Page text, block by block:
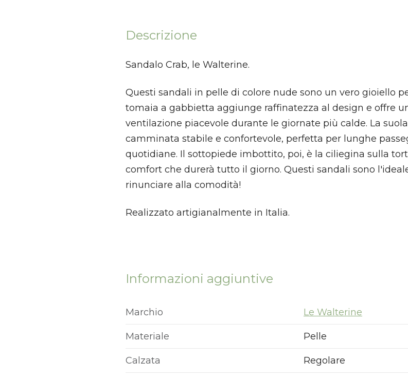
Descrizione
Sandalo Crab, le Walterine.
Questi sandali in pelle di colore nude sono un vero gioiello
tomaia a gabbietta aggiunge raffinatezza al design e offre
ventilazione piacevole durante le giornate più calde. La
camminata stabile e confortevole, perfetta per lunghe
quotidiane. Il sottopiede imbottito, poi, è la ciliegina sulla
comfort che durerà tutto il giorno. Questi sandali sono
rinunciare alla comodità!
Realizzato artigianalmente in Italia.
Informazioni aggiuntive
Marchio Le Walterine
Materiale Pelle
Calzata Regolare